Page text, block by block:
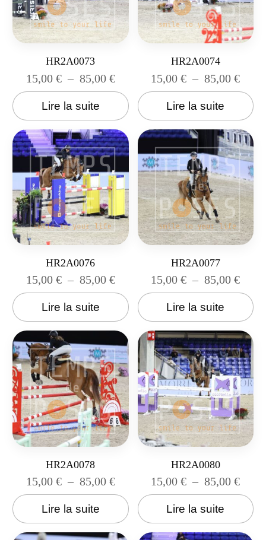
HR2A0073
15,00 € – 85,00 €
Lire la suite
HR2A0074
15,00€ – 85,00€
Lire la suite
HR2A0076
15,00 € – 85,00 €
Lire la suite
HR2A0077
15,00€ – 85,00€
Lire la suite
HR2A0078
15,00 € – 85,00 €
Lire la suite
HR2A0080
15,00€ – 85,00€
Lire la suite